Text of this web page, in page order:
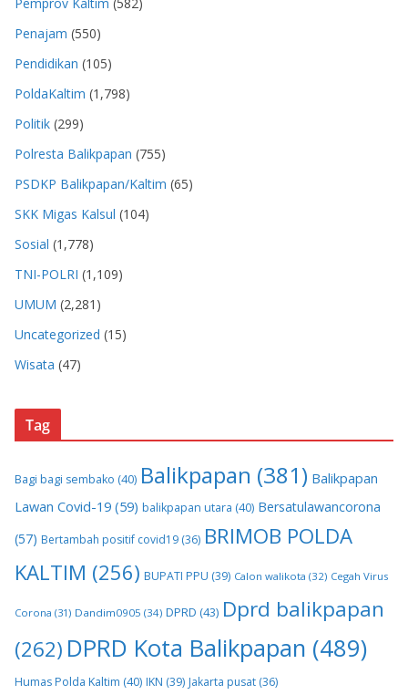
Penajam (550)
Pendidikan (105)
PoldaKaltim (1,798)
Politik (299)
Polresta Balikpapan (755)
PSDKP Balikpapan/Kaltim (65)
SKK Migas Kalsul (104)
Sosial (1,778)
TNI-POLRI (1,109)
UMUM (2,281)
Uncategorized (15)
Wisata (47)
Tag
Bagi bagi sembako (40) Balikpapan (381) Balikpapan
Lawan Covid-19 (59) balikpapan utara (40) Bersatulawancorona
(57) Bertambah positif covid19 (36) BRIMOB POLDA
KALTIM (256) BUPATI PPU (39) Calon walikota (32) Cegah Virus
Corona (31) Dandim0905 (34) DPRD (43) Dprd balikpapan
(262) DPRD Kota Balikpapan (489)
Humas Polda Kaltim (40) IKN (39) Jakarta pusat (36)